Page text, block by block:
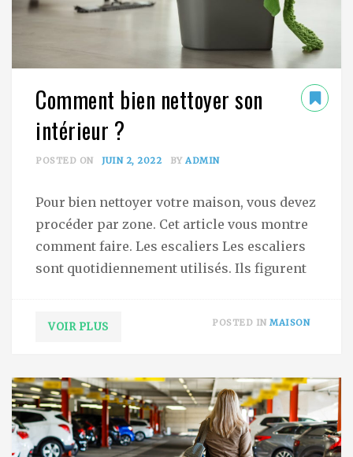
Comment bien nettoyer son
intérieur ?
POSTED ON JUIN 2, 2022 BY ADMIN
Pour bien nettoyer votre maison, vous devez
procéder par zone. Cet article vous montre
comment faire. Les escaliers Les escaliers
sont quotidiennement utilisés. Ils figurent
VOIR PLUS POSTED IN MAISON